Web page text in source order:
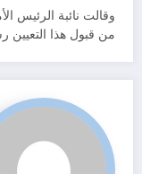
وقالت نائبة الرئيس
من قبول هذا التعيين